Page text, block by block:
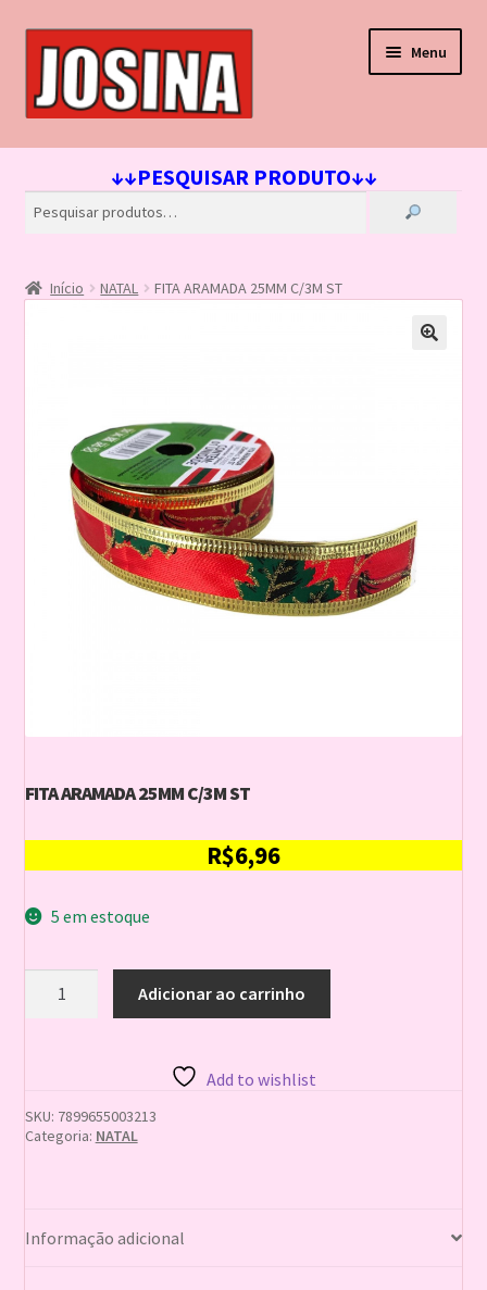
Pular
para
navegação
Pular
para
conteúdo
Menu
Início
Carrinho
Lista de Desejos
↓↓PESQUISAR PRODUTO↓↓
Início NATAL FITA ARAMADA 25MM C/3M ST
FITA ARAMADA 25MM C/3M ST
R$6,96
5 em estoque
ARAMADA
Adicionar ao carrinho
Add to wishlist
SKU: 7899655003213
Categoria: NATAL
Informação adicional